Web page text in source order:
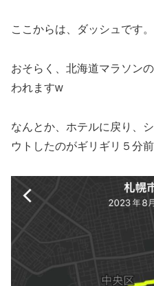
ここからは、ダッシュです。
おそらく、北海道マラソン
われますw
なんとか、ホテルに戻り、
ウトしたのがギリギリ５分前